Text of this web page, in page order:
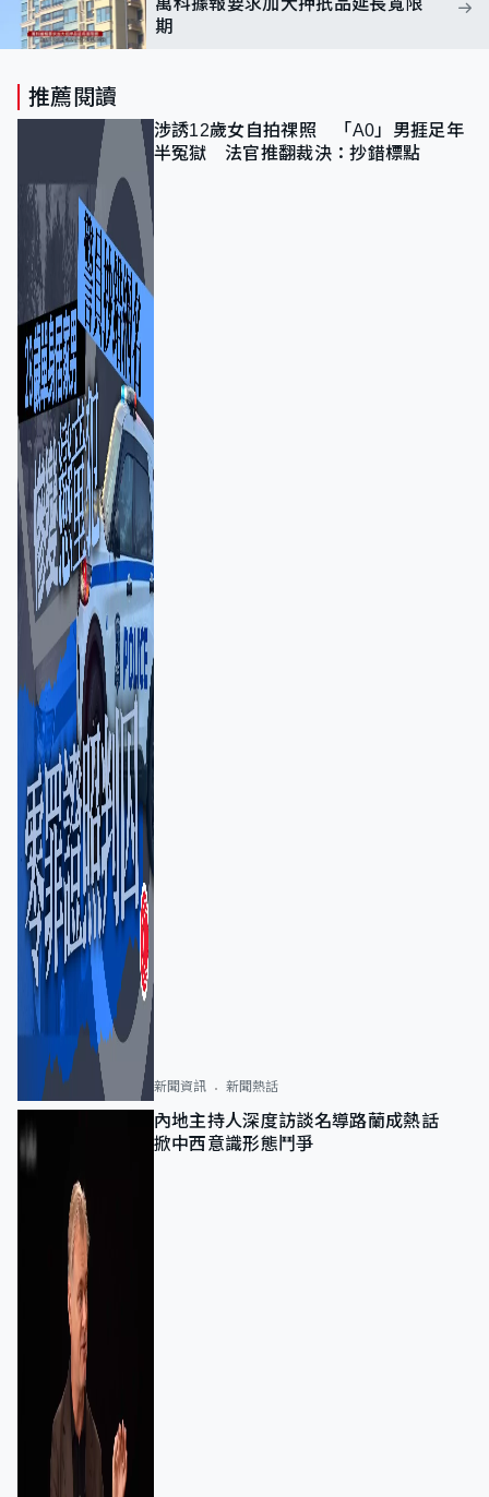
期
推薦閱讀
涉誘12歲女自拍祼照 「A0」男捱足年
半冤獄 法官推翻裁決：抄錯標點
新聞資訊 新聞熱話
內地主持人深度訪談名導路蘭成熱話
掀中西意識形態鬥爭